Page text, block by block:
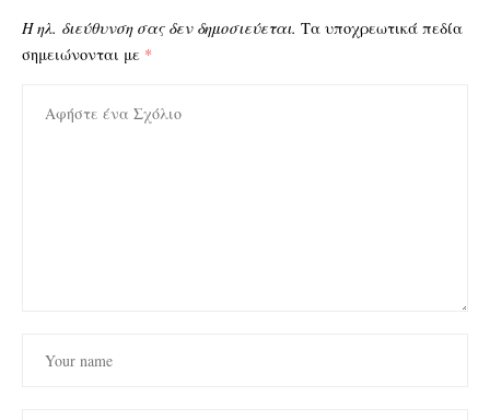
Η ηλ. διεύθυνση σας δεν δημοσιεύεται. Τα υποχρεωτικά πεδία
σημειώνονται με *